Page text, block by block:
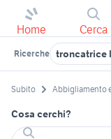
Home Cerca
Ricerche troncatrice
Subito Abbigliamento
Cosa cerchi?